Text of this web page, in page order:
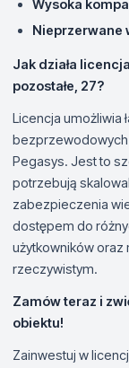
Wysoka
Nieprzerwane
Jak działa
pozostałe, 27?
Licencja umożliwia
Pegasys. Jest to
potrzebują
zabezpieczenia
dostępem do
użytkowników oraz
rzeczywistym.
Zamów teraz i
obiektu!
Zainwestuj w